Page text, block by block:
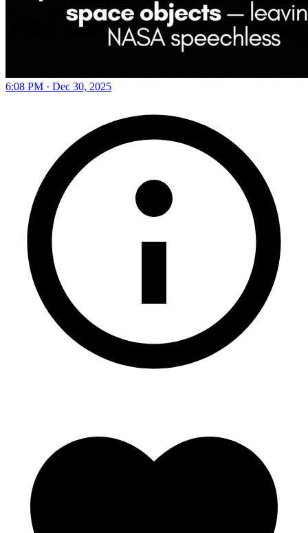
6:08 PM · Dec 30, 2025